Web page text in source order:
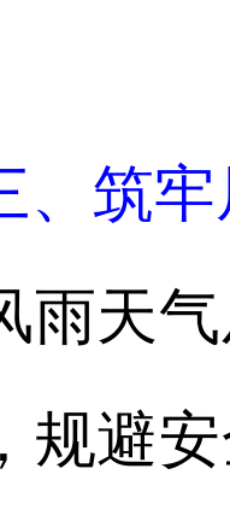
、筑
气
规避